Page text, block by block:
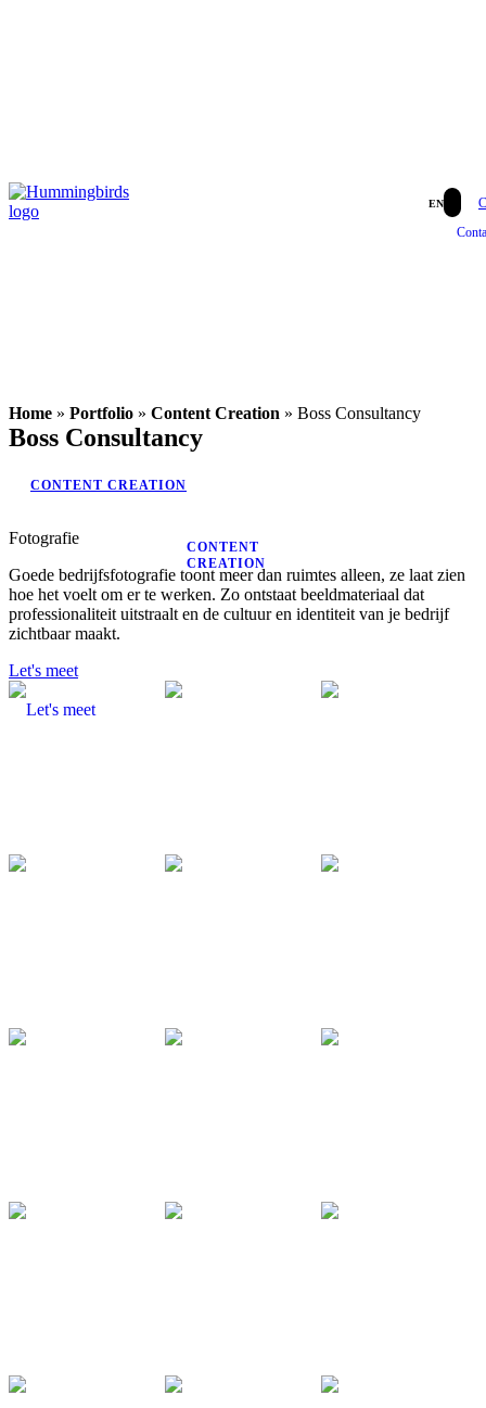
EN
Home » Portfolio » Content Creation » Boss Consultancy
Boss Consultancy
CONTENT CREATION
CONTENT
CREATION
Fotografie
Goede bedrijfsfotografie toont meer dan ruimtes alleen, ze laat zien
hoe het voelt om er te werken. Zo ontstaat beeldmateriaal dat
professionaliteit uitstraalt en de cultuur en identiteit van je bedrijf
zichtbaar maakt.
Let's meet
Let's meet